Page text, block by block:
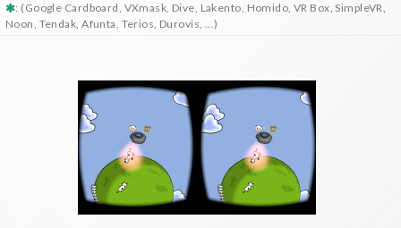
: (Google Cardboard, VXmask, Dive, Lakento, Homido, VR Box, SimpleVR,
Noon, Tendak, Afunta, Terios, Durovis, ...)